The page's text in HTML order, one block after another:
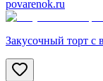
povarenok.ru
Закусочный торт с